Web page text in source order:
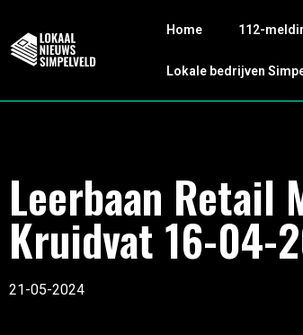
Home 112-
Lokale bedrijven
Leerbaan Retail
Kruidvat 16-04-
21-05-2024